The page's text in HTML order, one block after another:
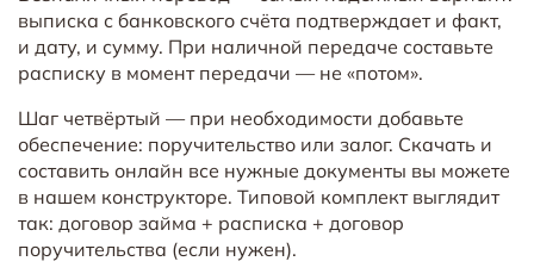
выписка с банковского счёта подтверждает и факт,
и дату, и сумму. При наличной передаче составьте
расписку в момент передачи — не «потом».
Шаг четвёртый — при необходимости добавьте
обеспечение: поручительство или залог. Скачать и
составить онлайн все нужные документы вы можете
в нашем конструкторе. Типовой комплект выглядит
так: договор займа + расписка + договор
поручительства (если нужен).